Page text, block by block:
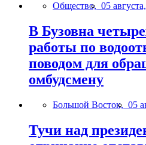
Общество, 05
В Бузовна
работы по
поводом для
омбудсмену
Большой Восток, 05
Тучи над